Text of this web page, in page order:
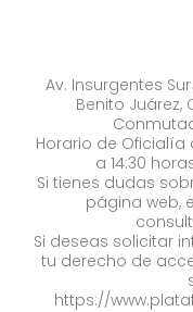
Av. Insurgentes
Benito Juárez,
Horario de Oficialía
a 14:30
Si tienes dudas
página web,
Si deseas solicitar
tu derecho de
https://